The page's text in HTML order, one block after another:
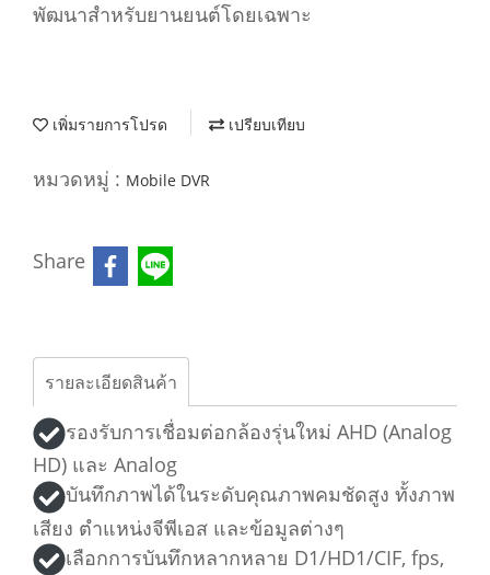
พัฒนาสำหรับยานยนต์โดยเฉพาะ
เพิ่มรายการโปรด เปรียบเทียบ
หมวดหมู่ : Mobile DVR
Share
รายละเอียดสินค้า
รองรับการเชื่อมต่อกล้องรุ่นใหม่ AHD (Analog
HD) และ Analog
บันทึกภาพได้ในระดับคุณภาพคมชัดสูง ทั้งภาพ
เสียง ตำแหน่งจีพีเอส และข้อมูลต่างๆ
เลือกการบันทึกหลากหลาย D1/HD1/CIF, fps,